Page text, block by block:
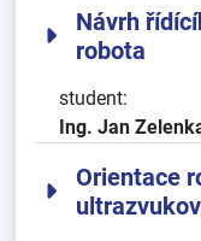
Návrh
robota
student:
Ing. Jan
Orientace